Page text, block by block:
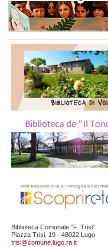
Biblioteca Comunale "F. Trisi"
Piazza Trisi, 19 - 48022 Lugo
trisi@comune.lugo.ra.it